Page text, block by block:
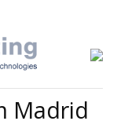
Madrid